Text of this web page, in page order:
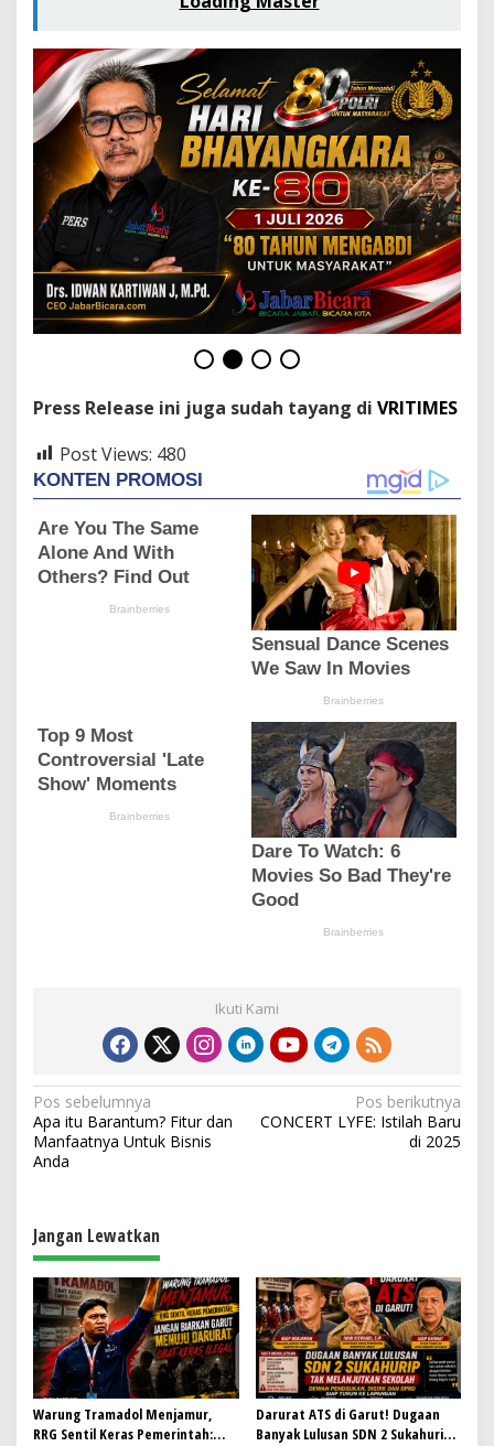
Press Release ini juga sudah tayang di VRITIMES
Post Views: 480
Ikuti Kami
N
a
v
g
a
s
i
p
o
s
Pos sebelumnya
Apa itu Barantum? Fitur dan
Manfaatnya Untuk Bisnis
Anda
Pos berikutnya
CONCERT LYFE: Istilah Baru
di 2025
Jangan Lewatkan
Warung Tramadol Menjamur,
RRG Sentil Keras Pemerintah:
Darurat ATS di Garut! Dugaan
Banyak Lulusan SDN 2 Sukahurip